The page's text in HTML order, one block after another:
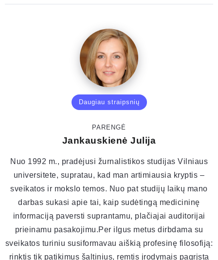
Daugiau straipsnių
PARENGĖ
Jankauskienė Julija
Nuo 1992 m., pradėjusi žurnalistikos studijas Vilniaus
universitete, supratau, kad man artimiausia kryptis –
sveikatos ir mokslo temos. Nuo pat studijų laikų mano
darbas sukasi apie tai, kaip sudėtingą medicininę
informaciją paversti suprantamu, plačiajai auditorijai
prieinamu pasakojimu.Per ilgus metus dirbdama su
sveikatos turiniu susiformavau aiškią profesinę filosofiją:
rinktis tik patikimus šaltinius, remtis įrodymais pagrįsta